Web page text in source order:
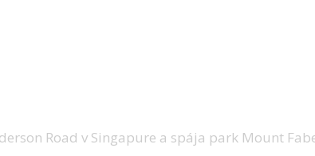
Road v Singapure a spája park Mount